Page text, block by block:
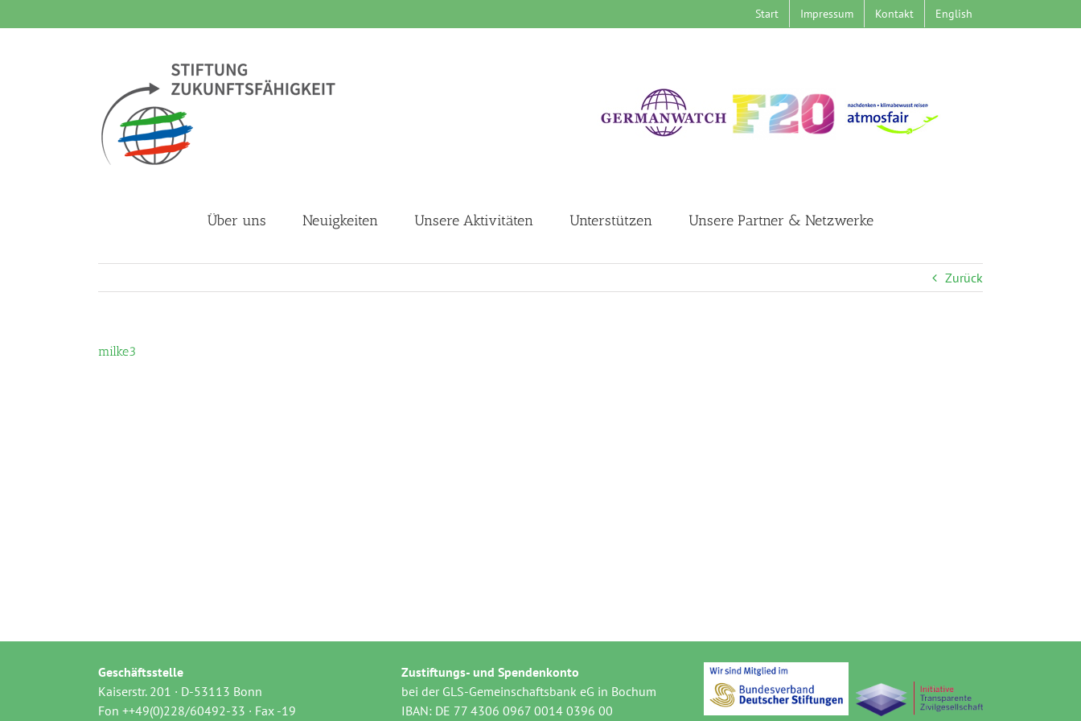
Inhalt
Start Impressum Kontakt English
Über uns Neuigkeiten Unsere Aktivitäten Unterstützen Unsere Partner & Netzwerke
Zurück
milke3
Geschäftsstelle
Kaiserstr. 201 · D-53113 Bonn
Fon ++49(0)228/60492-33 · Fax -19
Zustiftungs- und Spendenkonto
bei der GLS-Gemeinschaftsbank eG in Bochum
IBAN: DE 77 4306 0967 0014 0396 00